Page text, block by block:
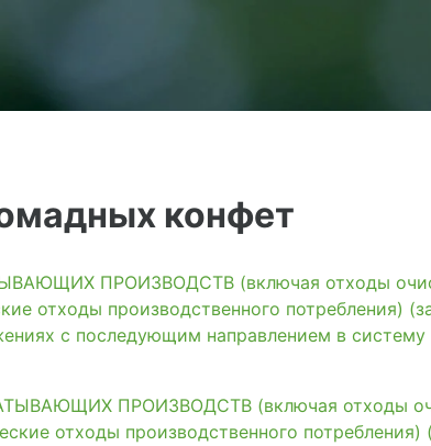
конфет
ПРОИЗВОДСТВ (включая отходы
отходы производственного потребления)
с последующим направлением в
ПРОИЗВОДСТВ (включая отходы
отходы производственного